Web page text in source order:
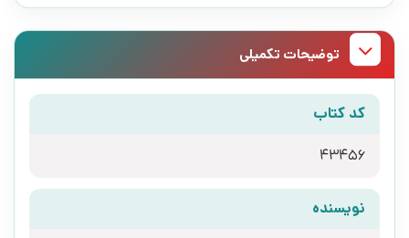
توضیحات تکمیلی
کد کتاب
43456
نویسنده